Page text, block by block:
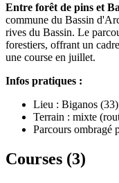
Entre forêt de pins et
commune du Bassin
rives du Bassin. Le
forestiers, offrant un
une course en juillet.
Infos pratiques :
Lieu : Biganos
Terrain : mixte
Parcours ombragé
Courses (3)